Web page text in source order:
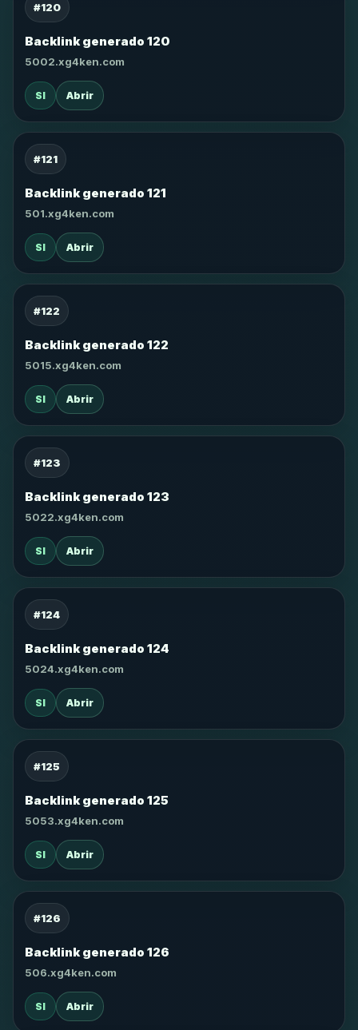
#120
Backlink generado 120
5002.xg4ken.com
SI Abrir
#121
Backlink generado 121
501.xg4ken.com
SI Abrir
#122
Backlink generado 122
5015.xg4ken.com
SI Abrir
#123
Backlink generado 123
5022.xg4ken.com
SI Abrir
#124
Backlink generado 124
5024.xg4ken.com
SI Abrir
#125
Backlink generado 125
5053.xg4ken.com
SI Abrir
#126
Backlink generado 126
506.xg4ken.com
SI Abrir